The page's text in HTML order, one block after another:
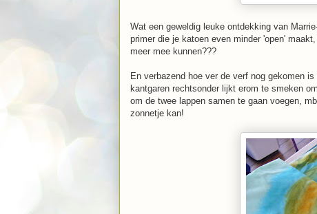
Wat een geweldig leuke ontdekking van
primer die je katoen even minder 'open'
meer mee kunnen???
En verbazend hoe ver de verf nog gekomen
kantgaren rechtsonder lijkt erom te smeken
om de twee lappen samen te gaan voegen,
zonnetje kan!